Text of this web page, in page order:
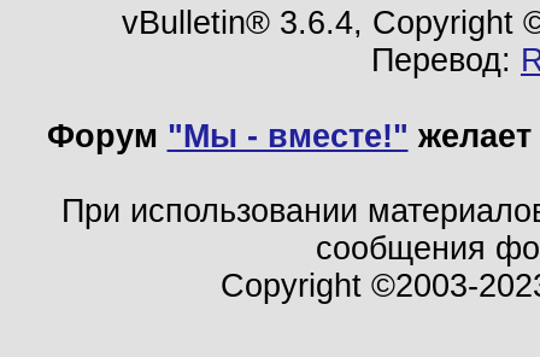
vBulletin® 3.6.4, Copyright
Перевод:
Форум "Мы - вместе!"
При использовании
сообщения
Copyright ©2003-